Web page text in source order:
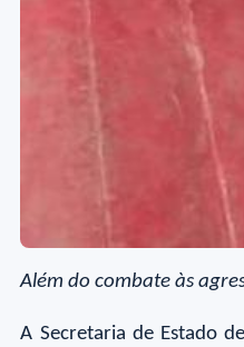
Além do combate às
A Secretaria de Estado